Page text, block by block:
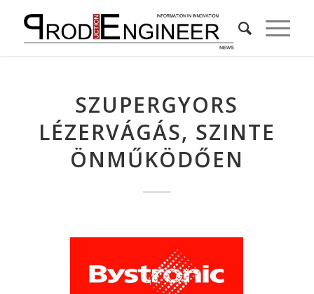
SZUPERGYORS
LÉZERVÁGÁS, SZINTE
ÖNMŰKÖDŐEN